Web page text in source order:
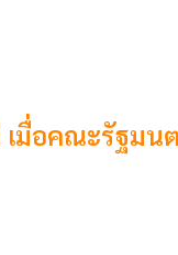
เมื่อคณะรัฐมน